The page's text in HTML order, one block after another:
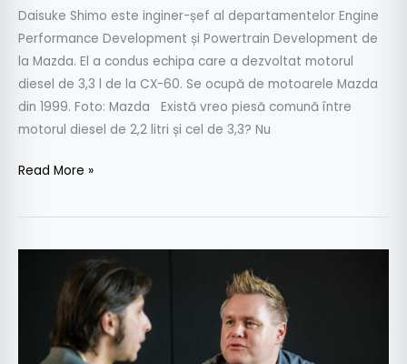
Daisuke Shimo este inginer-șef al departamentelor Engine
Performance Development și Powertrain Development de
la Mazda. El a condus echipa care a dezvoltat motorul
diesel de 3,3 l de la CX-60. Se ocupă de motoarele Mazda
din 1999. Foto: Mazda Există vreo piesă comună între
motorul diesel de 2,2 litri și cel de 3,3? Nu
Read More »
inginer